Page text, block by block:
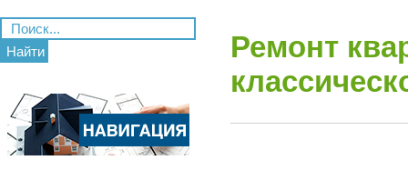
Найти
Ремонт